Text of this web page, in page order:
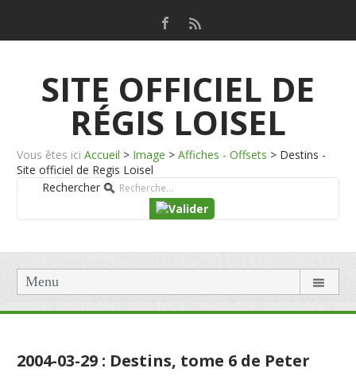
SITE OFFICIEL DE
RÉGIS LOISEL
Vous êtes ici Accueil > Image > Affiches - Offsets > Destins -
Site officiel de Regis Loisel
Rechercher
Menu
2004-03-29 : Destins, tome 6 de Peter